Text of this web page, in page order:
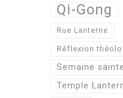
Qi-Gong
Rue Lanterne
Réflexion
Semaine sainte
Temple